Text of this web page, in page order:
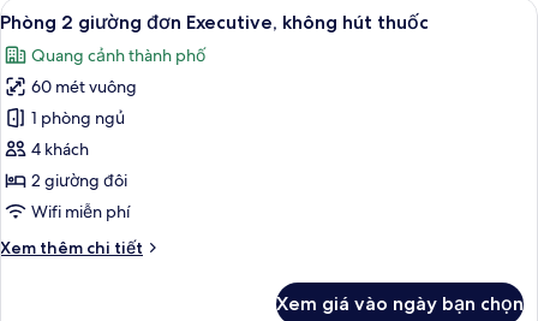
Floor)
Tiêu
chuẩn,
không
hút
thuốc
(24th-
29th
Floor)
Xem
tất
cả
ảnh
Phòng
2
giường
đơn
không
Phòng 2 giường đơn Executive,
7
Phòng 2 giường đơn Executive, không hút thuốc
Quang cảnh thành phố
60 mét vuông
1 phòng ngủ
4 khách
2 giường đôi
Wifi miễn phí
Xem thêm chi tiết
Chi
Xem giá vào ngày bạn chọn